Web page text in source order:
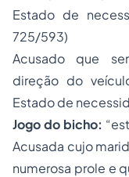
Estado de
725/593)
Acusado que
direção do
Estado de
Jogo do bicho:
Acusada cujo
numerosa prole e